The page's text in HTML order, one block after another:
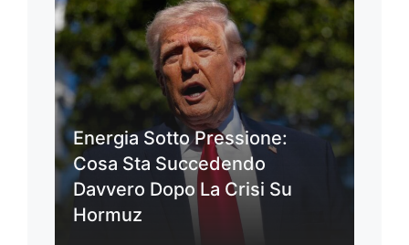
Energia Sotto Pressione:
Cosa Sta Succedendo
Davvero Dopo La Crisi Su
Hormuz